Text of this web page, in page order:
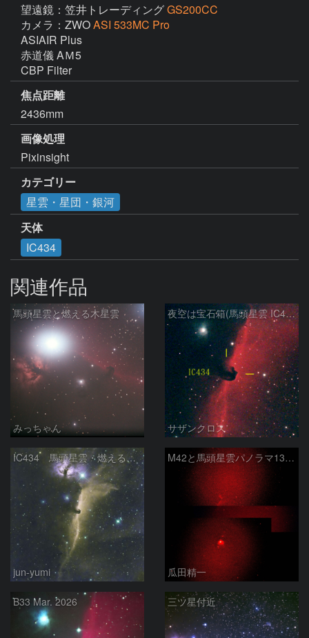
望遠鏡：笠井トレーディングGS200CC
カメラ：ZWOASI 533MC Pro
ASIAIR Plus
赤道儀 AＭ5
CBP Filter
焦点距離
2436mm
画像処理
Pixinsight
カテゴリー
星雲・星団・銀河
天体
IC434
関連作品
馬頭星雲と燃える木星雲
みっちゃん
夜空は宝石箱(馬頭星雲 IC434) Seestar50
サザンクロス
IC434 馬頭星雲・燃える木星雲
jun-yumi
M42と馬頭星雲パノラマ135mm
瓜田精一
B33 Mar. 2026 三ツ星付近